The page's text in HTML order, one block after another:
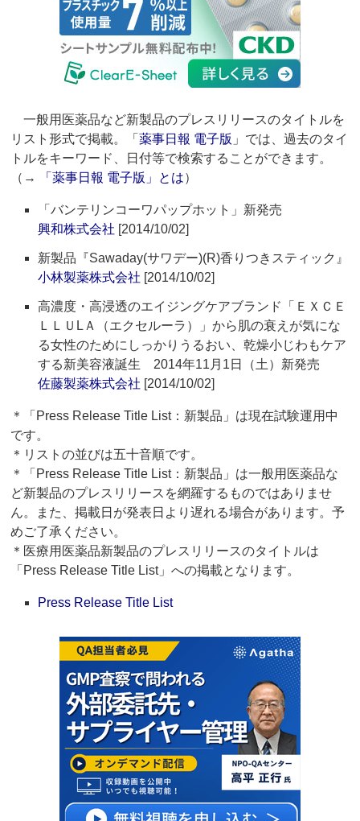
一般用医薬品など新製品のプレスリリースのタイトルを
リスト形式で掲載。「薬事日報 電子版 」では、過去のタイ
トルをキーワード、日付等で検索することができます。
（→
「薬事日報 電子版」とは）
「バンテリンコーワパップホット」新発売
興和株式会社 [2014/10/02]
新製品『Sawaday(サワデー)(R)香りつきスティック』
小林製薬株式会社 [2014/10/02]
高濃度・高浸透のエイジングケアブランド「ＥＸＣＥ
ＬＬＵLＡ（エクセルーラ）」から肌の衰えが気にな
る女性のためにしっかりうるおい、乾燥小じわもケア
する新美容液誕生 2014年11月1日（土）新発売
佐藤製薬株式会社 [2014/10/02]
＊「Press Release Title List：新製品」は現在試験運用中
です。
＊リストの並びは五十音順です。
＊「Press Release Title List：新製品」は一般用医薬品な
ど新製品のプレスリリースを網羅するものではありませ
ん。また、掲載日が発表日より遅れる場合があります。予
めご了承ください。
＊医療用医薬品新製品のプレスリリースのタイトルは
「Press Release Title List」への掲載となります。
Press Release Title List